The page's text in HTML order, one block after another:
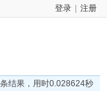
登录 注册
结果，用时0.028624秒